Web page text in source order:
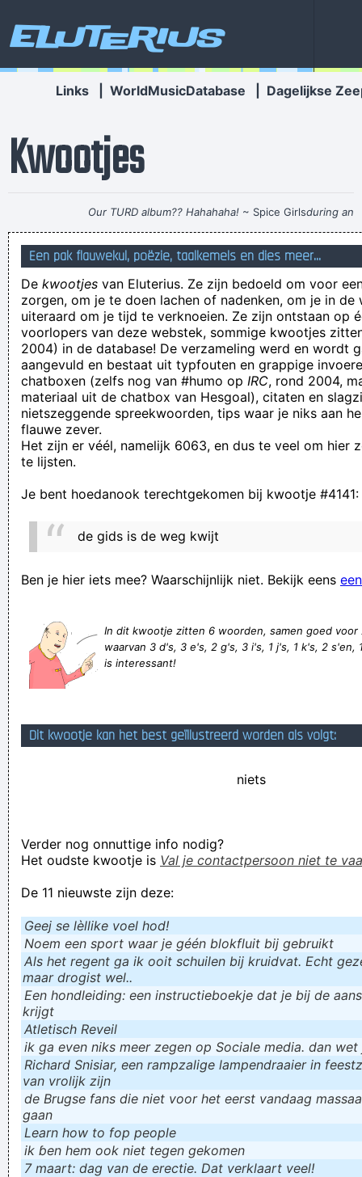
Eluterius
Links WorldMusicDatabase Dagelijkse
Kwootjes
Our TURD album?? Hahahaha! ~ Spice Girlsduring an
interview, when a Dutch interviewer was constantly
mentioning their TURD (third) album
we mogen geen slapende koeien wakker maken
What´s that coming over the hill, is it a lobster, is it a
lobster???
Dai bringt de leste wéken al automatisch van die lang
plastieken handsjoon biej
toen ik de prijs van de sla zag, kreeg ik een krop in de keel
Niemand raakt gelukkig gewond. Gelukkig raakt niemand
Nutteloze tip nodig? Bel Roel!
Julian McMahon´ s duistere verleden zorgde voor verdriet en
restauranthouders
chealrtoi on
Davina Verscheurs, beroepsfilatelist, begint het stilaan zat te
worden om telkens aan Knoos Alperts gelinkt te worden
Verknoei je tijd op een nuttige manier!
Een pak flauwekul, poëzie, taalkemels en dies meer...
De kwootjes van Eluterius. Ze zijn bedoeld om voor
zorgen, om je te doen lachen of nadenken, om je in de
uiteraard om je tijd te verknoeien. Ze zijn ontstaan op
voorlopers van deze webstek, sommige kwootjes
2004) in de database! De verzameling werd en wordt
aangevuld en bestaat uit typfouten en grappige
chatboxen (zelfs nog van #humo op IRC, rond 2004,
materiaal uit de chatbox van Hesgoal), citaten en
nietszeggende spreekwoorden, tips waar je niks aan
flauwe zever.
Het zijn er véél, namelijk 6063, en dus te veel om hier
te lijsten.
Je bent hoedanook terechtgekomen bij kwootje #4141:
de gids is de weg kwijt
Ben je hier iets mee? Waarschijnlijk niet. Bekijk eens
In dit kwootje zitten 6 woorden, samen goed
waarvan 3 d's, 3 e's, 2 g's, 3 i's, 1 j's, 1 k's, 2 s'en,
is interessant!
Dit kwootje kan het best geïllustreerd worden als volgt:
niets
Verder nog onnuttige info nodig?
Het oudste kwootje is Val je contactpersoon niet te
De 11 nieuwste zijn deze:
Geej se lèllike voel hod!
Noem een sport waar je géén blokfluit bij gebruikt
Als het regent ga ik ooit schuilen bij kruidvat. Echt
maar drogist wel..
Een hondleiding: een instructieboekje dat je bij de
krijgt
Atletisch Reveil
ik ga even niks meer zegen op Sociale media. dan
Richard Snisiar, een rampzalige lampendraaier in
van vrolijk zijn
de Brugse fans die niet voor het eerst vandaag
gaan
Learn how to fop people
ik ɓen hem ook niet tegen gekomen
7 maart: dag van de erectie. Dat verklaart veel!